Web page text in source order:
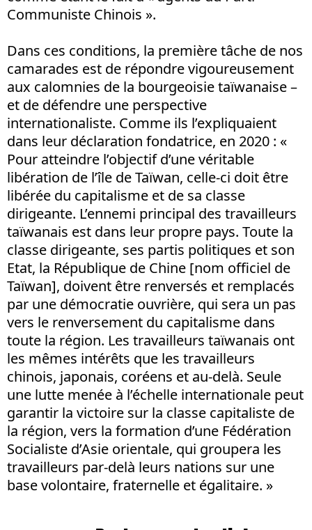
Communiste Chinois ».
Dans ces conditions, la première tâche de nos
camarades est de répondre vigoureusement
aux calomnies de la bourgeoisie taïwanaise –
et de défendre une perspective
internationaliste. Comme ils l’expliquaient
dans leur déclaration fondatrice, en 2020 : «
Pour atteindre l’objectif d’une véritable
libération de l’île de Taïwan, celle-ci doit être
libérée du capitalisme et de sa classe
dirigeante. L’ennemi principal des travailleurs
taïwanais est dans leur propre pays. Toute la
classe dirigeante, ses partis politiques et son
Etat, la République de Chine [nom officiel de
Taïwan], doivent être renversés et remplacés
par une démocratie ouvrière, qui sera un pas
vers le renversement du capitalisme dans
toute la région. Les travailleurs taïwanais ont
les mêmes intérêts que les travailleurs
chinois, japonais, coréens et au-delà. Seule
une lutte menée à l’échelle internationale peut
garantir la victoire sur la classe capitaliste de
la région, vers la formation d’une Fédération
Socialiste d’Asie orientale, qui groupera les
travailleurs par-delà leurs nations sur une
base volontaire, fraternelle et égalitaire. »